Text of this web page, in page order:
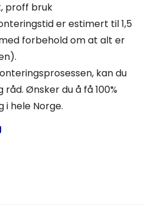
proff bruk
er estimert til 1,5
forbehold om at alt er
kan du
Ønsker du å få 100%
i hele Norge.